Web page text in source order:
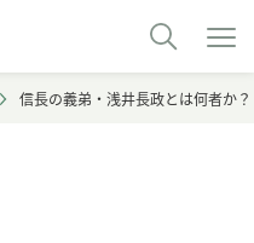
信長の義弟・浅井長政とは何者か